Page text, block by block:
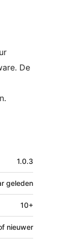
De
1.0.3
geleden
10+
nieuwer